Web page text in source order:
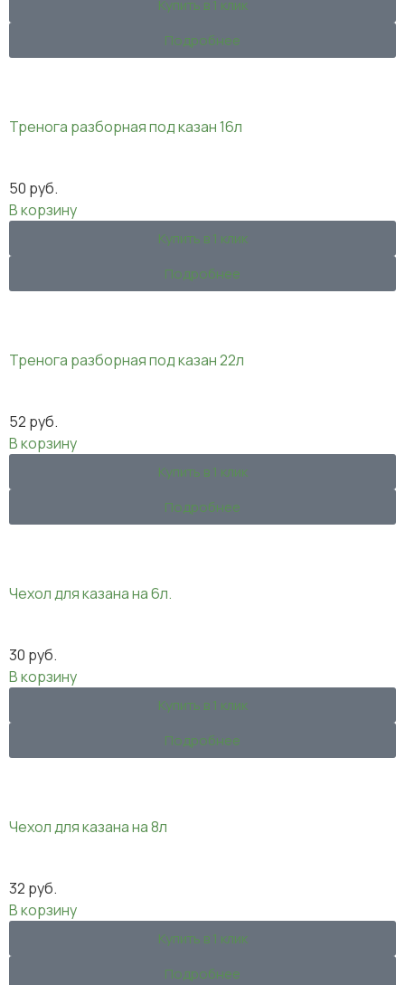
Купить в 1 клик
Подробнее
Тренога разборная под казан 16л
50 руб.
В корзину
Купить в 1 клик
Подробнее
Тренога разборная под казан 22л
52 руб.
В корзину
Купить в 1 клик
Подробнее
Чехол для казана на 6л.
30 руб.
В корзину
Купить в 1 клик
Подробнее
Чехол для казана на 8л
32 руб.
В корзину
Купить в 1 клик
Подробнее